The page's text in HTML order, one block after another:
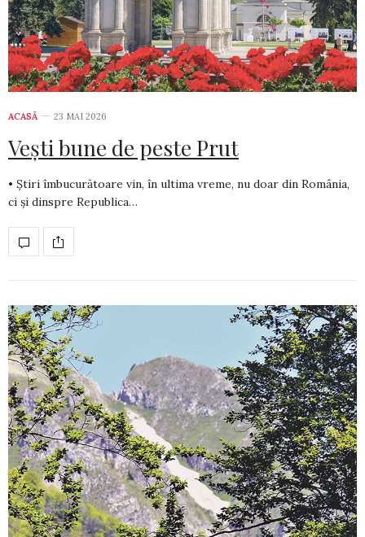
ACASĂ 23 MAI 2026
Vești bune de peste Prut
• Știri îmbucurătoare vin, în ultima vreme, nu doar din România,
ci și dinspre Republica…